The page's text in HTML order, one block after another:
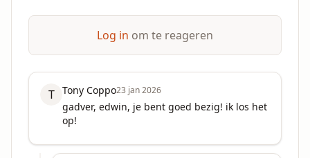
Log in om te reageren
T Tony Coppo23 jan 2026
gadver, edwin, je bent goed bezig! ik los het
op!